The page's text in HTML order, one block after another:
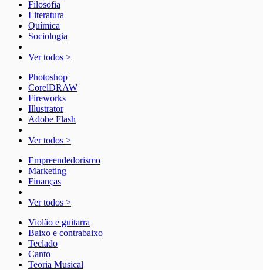
Filosofia
Literatura
Química
Sociologia
Ver todos >
Photoshop
CorelDRAW
Fireworks
Illustrator
Adobe Flash
Ver todos >
Empreendedorismo
Marketing
Finanças
Ver todos >
Violão e guitarra
Baixo e contrabaixo
Teclado
Canto
Teoria Musical